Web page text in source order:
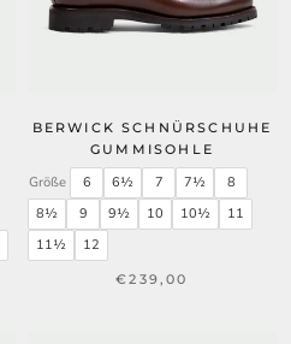
BERWICK SCHNÜRSCHUHE
GUMMISOHLE
Größe 6 6½ 7 7½
8
8½
9 9½ 10 10½
11
11½
12
€239,00